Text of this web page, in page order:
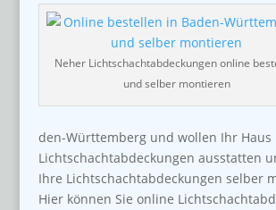
Neher Lichtschachtabdeckungen online
und selber montieren
den-Württemberg und wollen Ihr Haus
Lichtschachtabdeckungen ausstatten
Ihre Lichtschachtabdeckungen selber
Hier können Sie online